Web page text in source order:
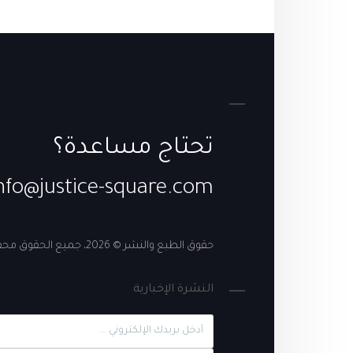
تحتاج مساعدة؟
square.com
حقوق الطبع والنشر © 2026، جميع الحقوق محفوظة
النشرة الإخبارية